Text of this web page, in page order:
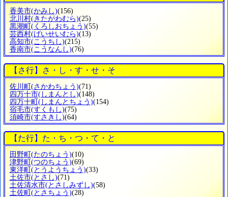
香美市(かみし)(156)
北川村(きたがわむら)(25)
黒潮町 (くろしおちょう)(55)
芸西村(げいせいむら)(13)
高知市(こうちし)(215)
香南市(こうなんし)(76)
【さ行】さ・し・す・せ・そ
佐川町 (さかわちょう)(71)
四万十市(しまんとし)(148)
四万十町 (しまんとちょう)(154)
宿毛市(すくもし)(75)
須崎市(すさきし)(64)
【た行】た・ち・つ・て・と
田野町(たのちょう)(10)
津野町(つのちょう)(69)
東洋町(とうようちょう)(33)
土佐市(とさし)(71)
土佐清水市(とさしみずし)(58)
土佐町(とさちょう)(28)